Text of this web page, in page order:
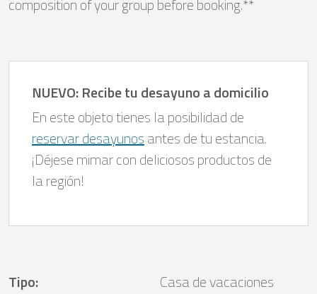
composition of your group before booking.**
NUEVO: Recibe tu desayuno a domicilio
En este objeto tienes la posibilidad de
reservar desayunosantes de tu estancia.
¡Déjese mimar con deliciosos productos de
la región!
Tipo:
Casa de vacaciones